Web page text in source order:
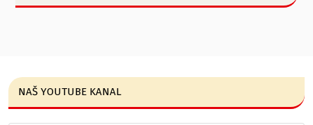
NAŠ YOUTUBE KANAL